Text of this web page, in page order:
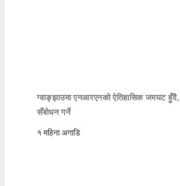
ग्वाङ्झाउमा एनआरएनको ऐतिहासिक जमघट हुँदै,
सँबोधन गर्ने
१ महिना अगाडि